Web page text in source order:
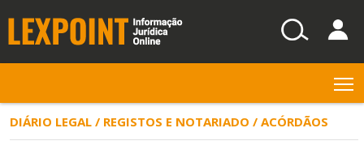
DIÁRIO LEGAL / REGISTOS E NOTARIADO / ACÓRDÃOS